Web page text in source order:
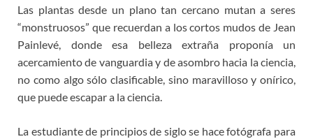
Las plantas desde un plano tan cercano mutan a seres
“monstruosos” que recuerdan a los cortos mudos de Jean
Painlevé, donde esa belleza extraña proponía un
acercamiento de vanguardia y de asombro hacia la ciencia,
no como algo sólo clasificable, sino maravilloso y onírico,
que puede escapar a la ciencia.
La estudiante de principios de siglo se hace fotógrafa para